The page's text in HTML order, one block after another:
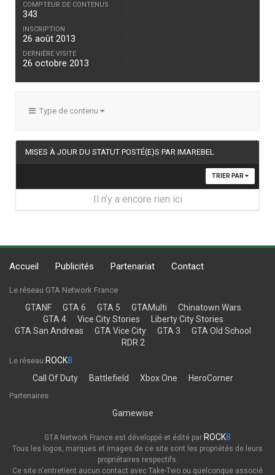
COMPTEUR DE CONTENUS
343
INSCRIPTION
26 août 2013
DERNIÈRE VISITE
26 octobre 2013
Type de contenu
MISES À JOUR DU STATUT POSTÉ(E)S PAR IMAREBEL
TRIER PAR
Il n’y a encore rien ici
Accueil Publicités Partenariat Contact
Le réseau GTA Network France
GTANF GTA 6 GTA 5 GTAMulti
Chinatown Wars
GTA 4
Vice City Stories
Liberty City Stories
GTA San Andreas
GTA Vice City GTA 3
GTA Old School
RDR 2
Le réseau ROCK8
Call Of Duty
Battlefield Xbox One HeroCorner
Partenaires
Gamewise
GTA Network France est développé et édité par ROCK8
Tous les logos, marques et images de ce site sont les propriétés de leurs
propriétaires respectifs.
Ce site n'entretient aucun contact avec Take-Two ou quelconque associé